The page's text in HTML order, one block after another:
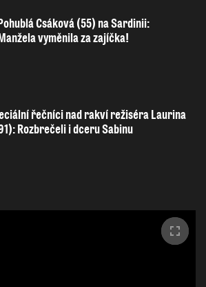
Csáková (55) na Sardinii:
vyměnila za zajíčka!
řečníci nad rakví režiséra Laurina
Rozbrečeli i dceru Sabinu